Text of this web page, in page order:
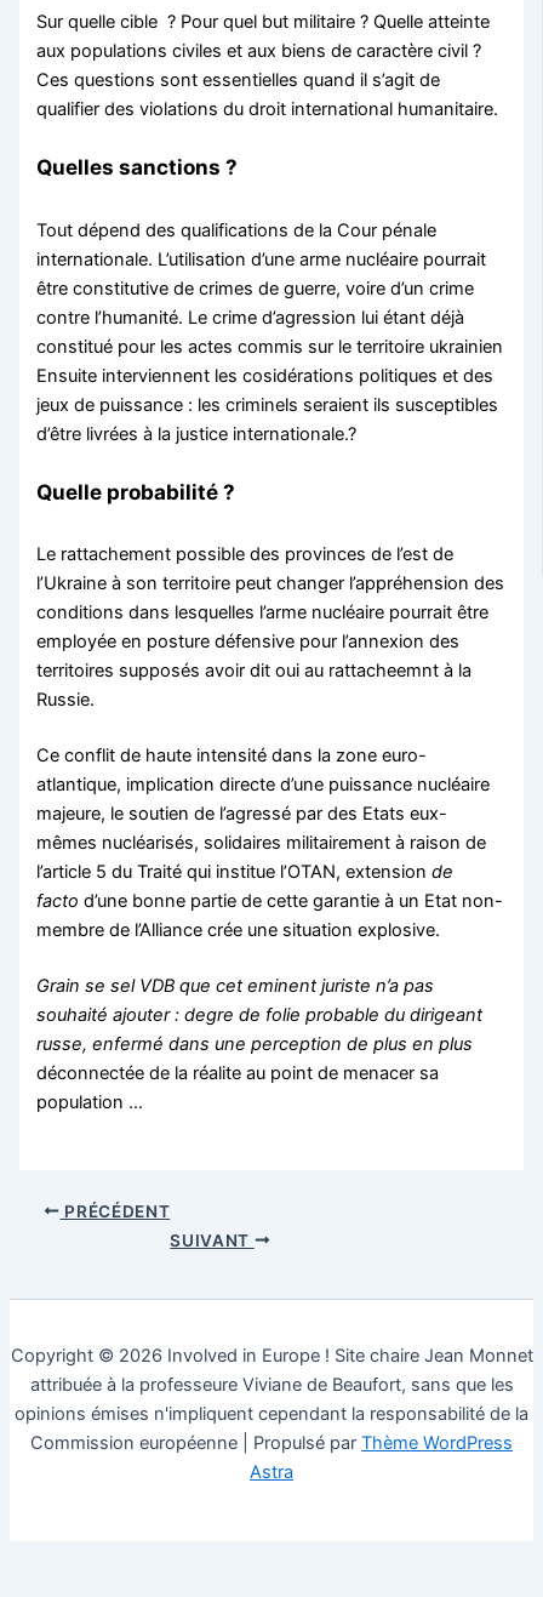
Sur quelle cible ? Pour quel but militaire ? Quelle atteinte
aux populations civiles et aux biens de caractère civil ?
Ces questions sont essentielles quand il s’agit de
qualifier des violations du droit international humanitaire.
Quelles sanctions?
Tout dépend des qualifications de la Cour pénale
internationale. L’utilisation d’une arme nucléaire pourrait
être constitutive de crimes de guerre, voire d’un crime
contre l’humanité. Le crime d’agression lui étant déjà
constitué pour les actes commis sur le territoire ukrainien
Ensuite interviennent les cosidérations politiques et des
jeux de puissance : les criminels seraient ils susceptibles
d’être livrées à la justice internationale.?
Quelle probabilité ?
Le rattachement possible des provinces de l’est de
l’Ukraine à son territoire peut changer l’appréhension des
conditions dans lesquelles l’arme nucléaire pourrait être
employée en posture défensive pour l’annexion des
territoires supposés avoir dit oui au rattacheemnt à la
Russie.
Ce conflit de haute intensité dans la zone euro-
atlantique, implication directe d’une puissance nucléaire
majeure, le soutien de l’agressé par des Etats eux-
mêmes nucléarisés, solidaires militairement à raison de
l’article 5 du Traité qui institue l’OTAN, extensionde
facto d’une bonne partie de cette garantie à un Etat non-
membre de l’Alliance crée une situation explosive.
Grain se sel VDB que cet eminent juriste n’a pas
souhaité ajouter : degre de folie probable du dirigeant
russe, enfermé dans une perception de plus en plus
déconnectée de la réalite au point de menacer sa
population …
PRÉCÉDENT
SUIVANT
Copyright © 2026 Involved in Europe ! Site chaire Jean Monnet
attribuée à la professeure Viviane de Beaufort, sans que les
opinions émises n'impliquent cependant la responsabilité de la
Commission européenne | Propulsé par Thème WordPress
Astra